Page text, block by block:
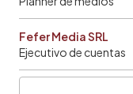
Fefer Media SRL
Ejecutivo de cuentas